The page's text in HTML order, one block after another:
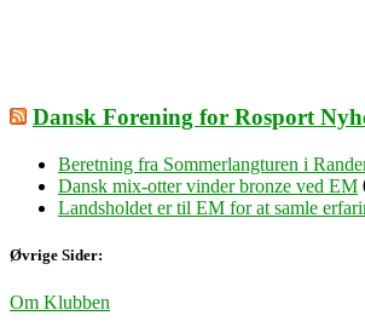
Dansk Forening for Rosport
Beretning fra Sommerlangturen i
Dansk mix-otter vinder bronze ved EM
Landsholdet er til EM for at samle
Øvrige Sider:
Om Klubben